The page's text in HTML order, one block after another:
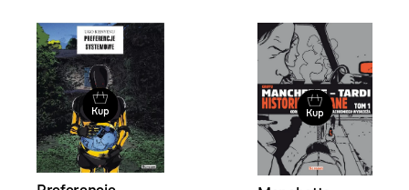
Kup Kup